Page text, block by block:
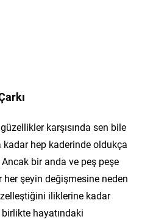
karşısında sen bile
kadar hep kaderinde oldukça
bir anda ve peş peşe
şeyin değişmesine neden
iliklerine kadar
hayatındaki